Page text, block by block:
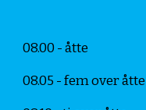
08.00 - åtte
08.05 - fem over åtte